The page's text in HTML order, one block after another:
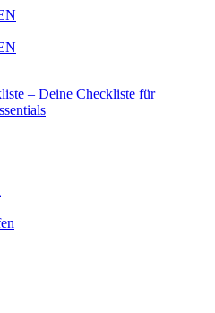
– Deine Checkliste für